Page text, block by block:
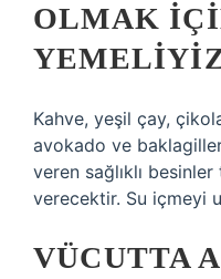
OLMAK
Kahve, yeşil çay,
avokado ve
veren sağlıklı
verecektir. Su içmeyi
VÜCUTTA